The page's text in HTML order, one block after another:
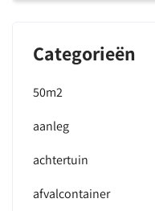
Categorieën
50m2
aanleg
achtertuin
afvalcontainer